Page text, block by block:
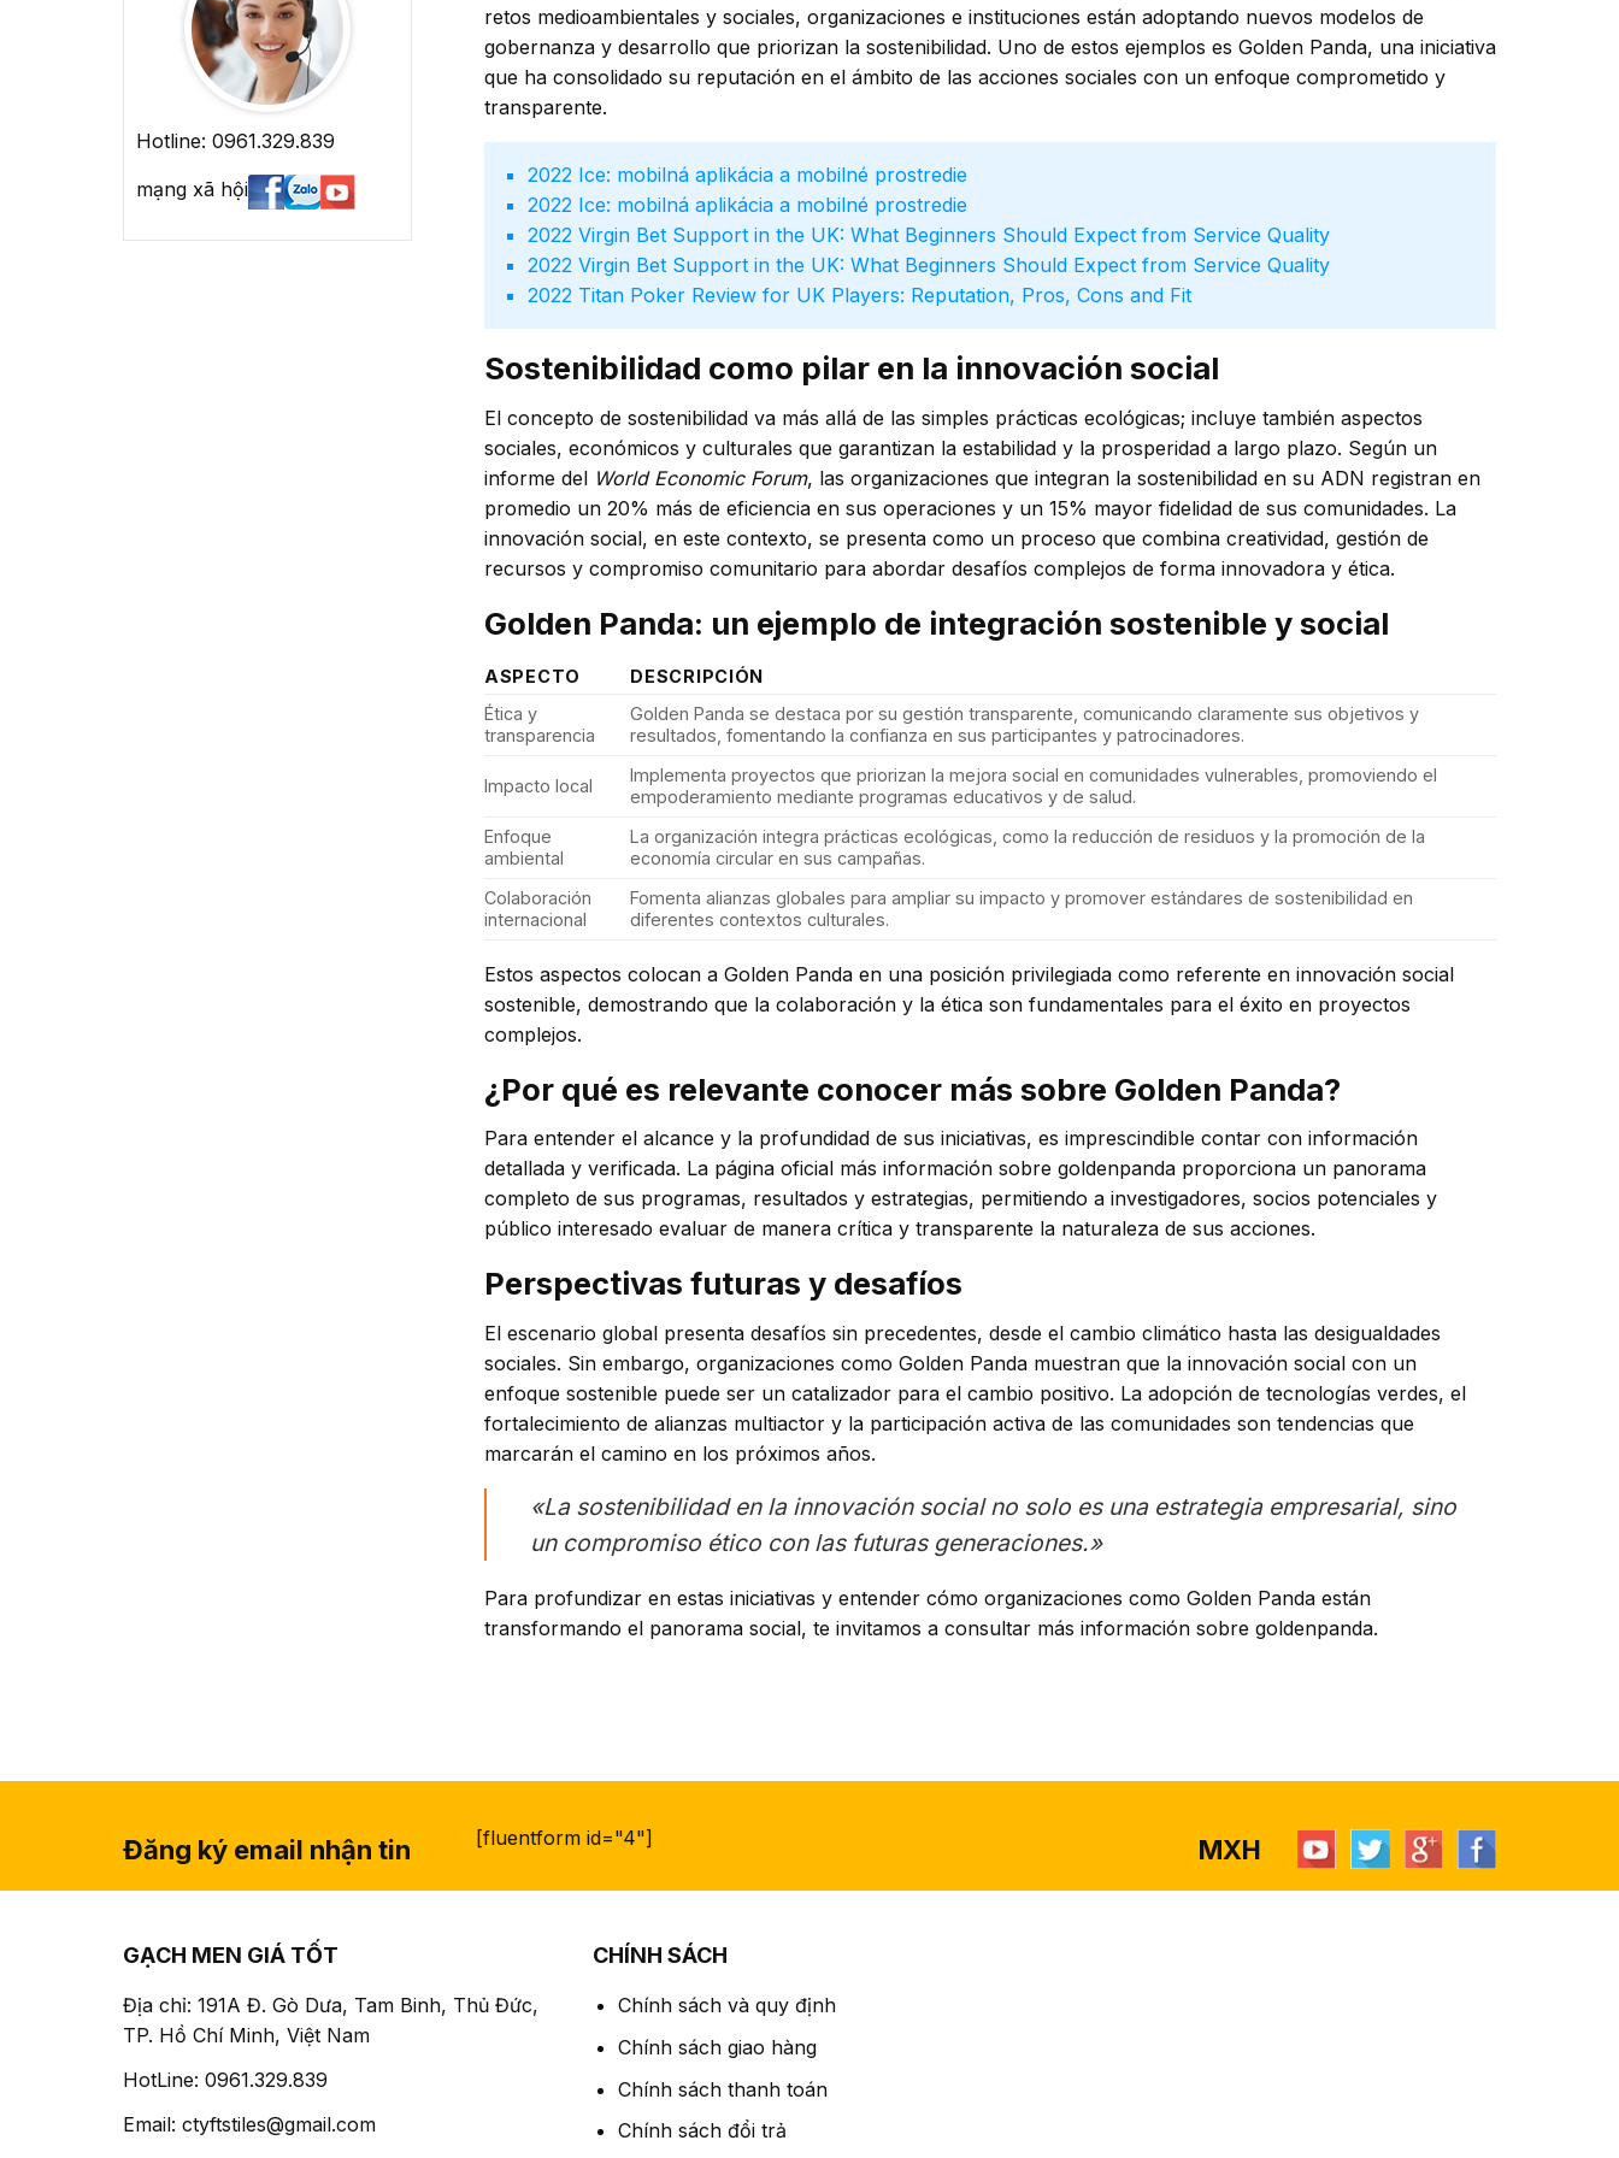
Hotline: 0961.329.839
mạng xã hội
retos medioambientales y sociales, organizaciones e instituciones están adoptando nuevos modelos de
gobernanza y desarrollo que priorizan la sostenibilidad. Uno de estos ejemplos es Golden Panda, una iniciativa
que ha consolidado su reputación en el ámbito de las acciones sociales con un enfoque comprometido y
transparente.
Ice: mobilná aplikácia a mobilné prostredie
Ice: mobilná aplikácia a mobilné prostredie
Virgin Bet Support in the UK: What Beginners Should Expect from Service Quality
Virgin Bet Support in the UK: What Beginners Should Expect from Service Quality
Titan Poker Review for UK Players: Reputation, Pros, Cons and Fit
Sostenibilidad como pilar en la innovación social
El concepto de sostenibilidad va más allá de las simples prácticas ecológicas; incluye también aspectos
sociales, económicos y culturales que garantizan la estabilidad y la prosperidad a largo plazo. Según un
informe del World Economic Forum, las organizaciones que integran la sostenibilidad en su ADN registran en
promedio un 20% más de eficiencia en sus operaciones y un 15% mayor fidelidad de sus comunidades. La
innovación social, en este contexto, se presenta como un proceso que combina creatividad, gestión de
recursos y compromiso comunitario para abordar desafíos complejos de forma innovadora y ética.
Golden Panda: un ejemplo de integración sostenible y social
ASPECTO
DESCRIPCIÓN
Ética y
transparencia
Golden Panda se destaca por su gestión transparente, comunicando claramente sus objetivos y
resultados, fomentando la confianza en sus participantes y patrocinadores.
Impacto local
Implementa proyectos que priorizan la mejora social en comunidades vulnerables, promoviendo el
empoderamiento mediante programas educativos y de salud.
Enfoque
ambiental
La organización integra prácticas ecológicas, como la reducción de residuos y la promoción de la
economía circular en sus campañas.
Colaboración
internacional
Fomenta alianzas globales para ampliar su impacto y promover estándares de sostenibilidad en
diferentes contextos culturales.
Estos aspectos colocan a Golden Panda en una posición privilegiada como referente en innovación social
sostenible, demostrando que la colaboración y la ética son fundamentales para el éxito en proyectos
complejos.
¿Por qué es relevante conocer más sobre Golden Panda?
Para entender el alcance y la profundidad de sus iniciativas, es imprescindible contar con información
detallada y verificada. La página oficial más información sobre goldenpanda proporciona un panorama
completo de sus programas, resultados y estrategias, permitiendo a investigadores, socios potenciales y
público interesado evaluar de manera crítica y transparente la naturaleza de sus acciones.
Perspectivas futuras y desafíos
El escenario global presenta desafíos sin precedentes, desde el cambio climático hasta las desigualdades
sociales. Sin embargo, organizaciones como Golden Panda muestran que la innovación social con un
enfoque sostenible puede ser un catalizador para el cambio positivo. La adopción de tecnologías verdes, el
fortalecimiento de alianzas multiactor y la participación activa de las comunidades son tendencias que
marcarán el camino en los próximos años.
«La sostenibilidad en la innovación social no solo es una estrategia empresarial, sino
un compromiso ético con las futuras generaciones.»
Para profundizar en estas iniciativas y entender cómo organizaciones como Golden Panda están
transformando el panorama social, te invitamos a consultar más información sobre goldenpanda.
Đăng ký email nhận tin [fluentform id="4"] MXH
GẠCH MEN GIÁ TỐT
Địa chỉ: 191A Đ. Gò Dưa, Tam Binh, Thủ Đức,
TP. Hồ Chí Minh, Việt Nam
HotLine: 0961.329.839
Email: ctyftstiles@gmail.com
CHÍNH SÁCH
Chính sách và quy định
Chính sách giao hàng
Chính sách thanh toán
Chính sách đổi trả